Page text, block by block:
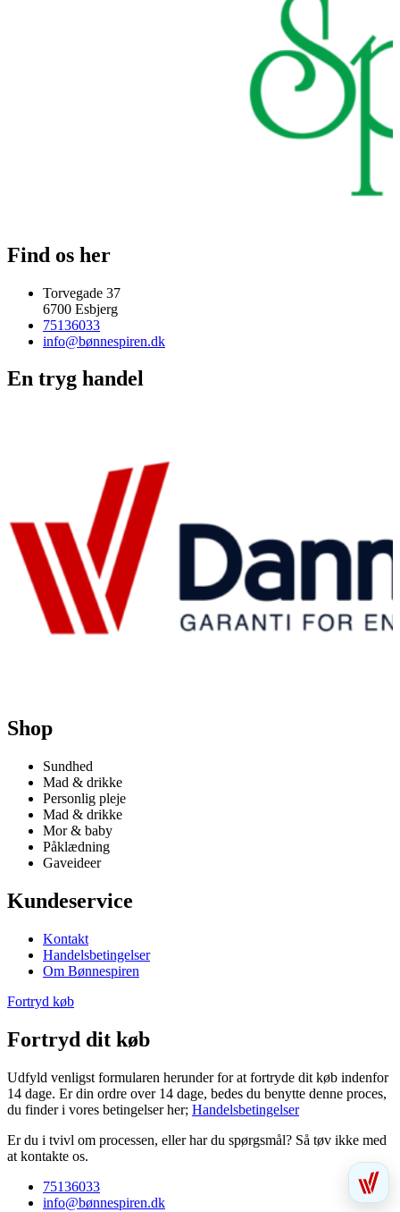
Find os her
Torvegade 37
6700 Esbjerg
75136033
info@bønnespiren.dk
En tryg handel
Shop
Sundhed
Mad & drikke
Personlig pleje
Mad & drikke
Mor & baby
Påklædning
Gaveideer
Kundeservice
Kontakt
Handelsbetingelser
Om Bønnespiren
Fortryd køb
Fortryd dit køb
Udfyld venligst formularen herunder for at fortryde dit køb indenfor
14 dage. Er din ordre over 14 dage, bedes du benytte denne proces,
du finder i vores betingelser her; Handelsbetingelser
Er du i tvivl om processen, eller har du spørgsmål? Så tøv ikke med
at kontakte os.
75136033
info@bønnespiren.dk